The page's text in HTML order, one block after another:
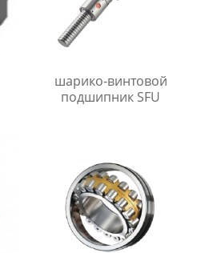
шарико-винтовой
подшипник SFU